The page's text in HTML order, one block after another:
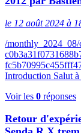
le 12 août 2024 à
/
Introduction Salut à
Voir les 0 réponses
Retour